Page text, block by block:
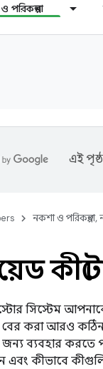
পরিকল্পনা
এই
নকশা ও পরিকল্পনা,
সিস্টেম
করা আরও
জন্য ব্যবহার করতে
কীভাবে কীগুলি